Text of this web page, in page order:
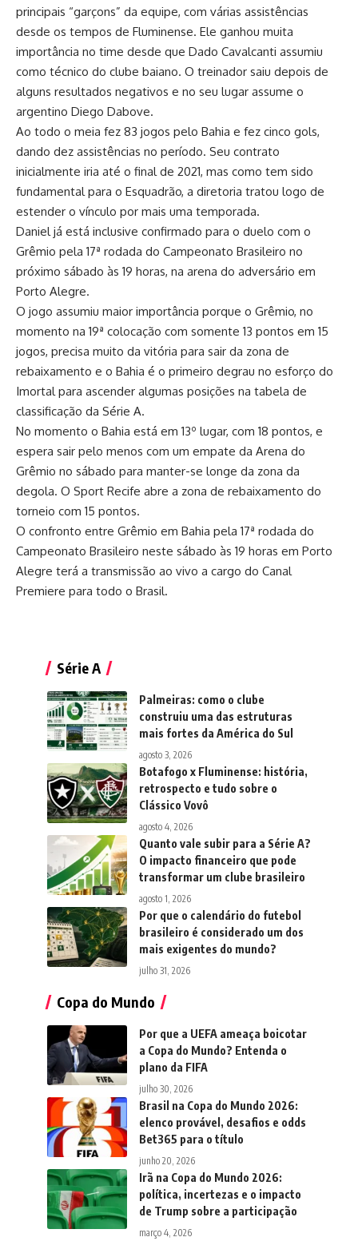
principais “garçons” da equipe, com várias assistências
desde os tempos de Fluminense. Ele ganhou muita
importância no time desde que Dado Cavalcanti assumiu
como técnico do clube baiano. O treinador saiu depois de
alguns resultados negativos e no seu lugar assume o
argentino Diego Dabove.
Ao todo o meia fez 83 jogos pelo Bahia e fez cinco gols,
dando dez assistências no período. Seu contrato
inicialmente iria até o final de 2021, mas como tem sido
fundamental para o Esquadrão, a diretoria tratou logo de
estender o vínculo por mais uma temporada.
Daniel já está inclusive confirmado para o duelo com o
Grêmio pela 17ª rodada do Campeonato Brasileiro no
próximo sábado às 19 horas, na arena do adversário em
Porto Alegre.
O jogo assumiu maior importância porque o Grêmio, no
momento na 19ª colocação com somente 13 pontos em 15
jogos, precisa muito da vitória para sair da zona de
rebaixamento e o Bahia é o primeiro degrau no esforço do
Imortal para ascender algumas posições na tabela de
classificação da Série A.
No momento o Bahia está em 13º lugar, com 18 pontos, e
espera sair pelo menos com um empate da Arena do
Grêmio no sábado para manter-se longe da zona da
degola. O Sport Recife abre a zona de rebaixamento do
torneio com 15 pontos.
O confronto entre Grêmio em Bahia pela 17ª rodada do
Campeonato Brasileiro neste sábado às 19 horas em Porto
Alegre terá a transmissão ao vivo a cargo do Canal
Premiere para todo o Brasil.
Série A
Palmeiras: como o clube
construiu uma das estruturas
mais fortes da América do Sul
agosto 3, 2026
Botafogo x Fluminense: história,
retrospecto e tudo sobre o
Clássico Vovô
agosto 4, 2026
Quanto vale subir para a Série A?
O impacto financeiro que pode
transformar um clube brasileiro
agosto 1, 2026
Por que o calendário do futebol
brasileiro é considerado um dos
mais exigentes do mundo?
julho 31, 2026
Copa do Mundo
Por que a UEFA ameaça boicotar
a Copa do Mundo? Entenda o
plano da FIFA
julho 30, 2026
Brasil na Copa do Mundo 2026:
elenco provável, desafios e odds
Bet365 para o título
junho 20, 2026
Irã na Copa do Mundo 2026:
política, incertezas e o impacto
de Trump sobre a participação
março 4, 2026